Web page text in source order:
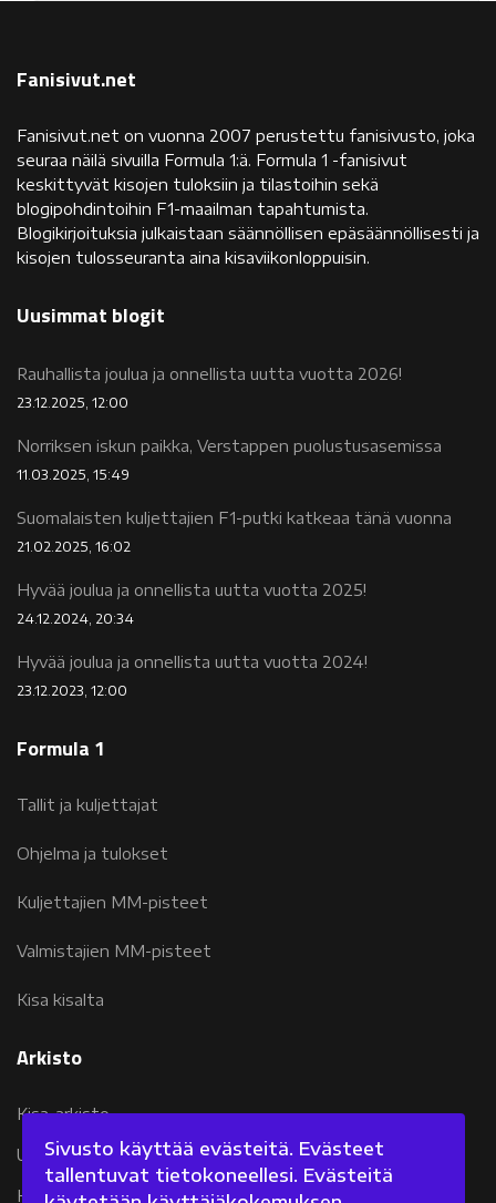
Fanisivut.net
Fanisivut.net on vuonna 2007 perustettu fanisivusto, joka
seuraa näilä sivuilla Formula 1:ä. Formula 1 -fanisivut
keskittyvät kisojen tuloksiin ja tilastoihin sekä
blogipohdintoihin F1-maailman tapahtumista.
Blogikirjoituksia julkaistaan säännöllisen epäsäännöllisesti ja
kisojen tulosseuranta aina kisaviikonloppuisin.
Uusimmat blogit
Rauhallista joulua ja onnellista uutta vuotta 2026!
23.12.2025, 12:00
Norriksen iskun paikka, Verstappen puolustusasemissa
11.03.2025, 15:49
Suomalaisten kuljettajien F1-putki katkeaa tänä vuonna
21.02.2025, 16:02
Hyvää joulua ja onnellista uutta vuotta 2025!
24.12.2024, 20:34
Hyvää joulua ja onnellista uutta vuotta 2024!
23.12.2023, 12:00
Formula 1
Tallit ja kuljettajat
Ohjelma ja tulokset
Kuljettajien MM-pisteet
Valmistajien MM-pisteet
Kisa kisalta
Arkisto
Kisa-arkisto
Uutisarkisto 2007-2011
Kolumniarkisto 2007-2011
Sivusto käyttää evästeitä. Evästeet
tallentuvat tietokoneellesi. Evästeitä